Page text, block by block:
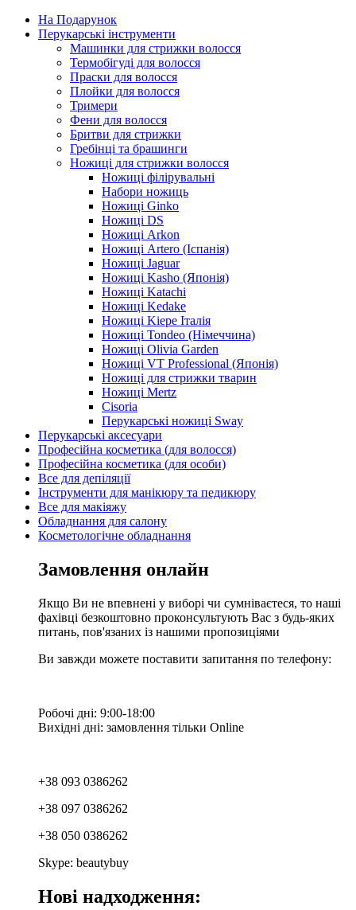
На Подарунок
Перукарські інструменти
Машинки для стрижки волосся
Термобігуді для волосся
Праски для волосся
Плойки для волосся
Тримери
Фени для волосся
Бритви для стрижки
Гребінці та брашинги
Ножиці для стрижки волосся
Ножиці філірувальні
Набори ножиць
Ножиці Ginko
Ножиці DS
Ножиці Arkon
Ножиці Artero (Іспанія)
Ножиці Jaguar
Ножиці Kasho (Японія)
Ножиці Katachi
Ножиці Kedake
Ножиці Kiepe Італія
Ножиці Tondeo (Німеччина)
Ножиці Olivia Garden
Ножиці VT Professional (Японія)
Ножиці для стрижки тварин
Ножиці Mertz
Cisoria
Перукарські ножиці Sway
Перукарські аксесуари
Професійна косметика (для волосся)
Професійна косметика (для особи)
Все для депіляції
Інструменти для манікюру та педикюру
Все для макіяжу
Обладнання для салону
Косметологічне обладнання
Замовлення онлайн
Якщо Ви не впевнені у виборі чи сумніваєтеся, то наші
фахівці безкоштовно проконсультують Вас з будь-яких
питань, пов'язаних із нашими пропозиціями
Ви завжди можете поставити запитання по телефону:
Робочі дні: 9:00-18:00
Вихідні дні: замовлення тільки Online
+38 093 0386262
+38 097 0386262
+38 050 0386262
Skype: beautybuy
Нові надходження: